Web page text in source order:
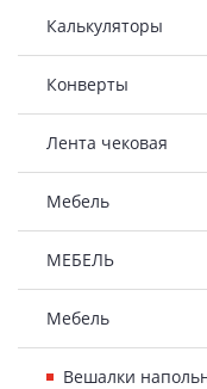
Калькуляторы
Конверты
Лента чековая
Мебель
МЕБЕЛЬ
Мебель
Вешалки